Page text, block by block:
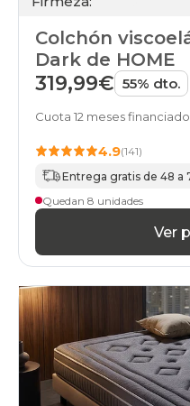
Colchón
Dark de HOME
319,99€ 55% dto.
Cuota 12 meses
4.9(141)
Entrega gratis de 48 a
Quedan 8 unidades
Ver